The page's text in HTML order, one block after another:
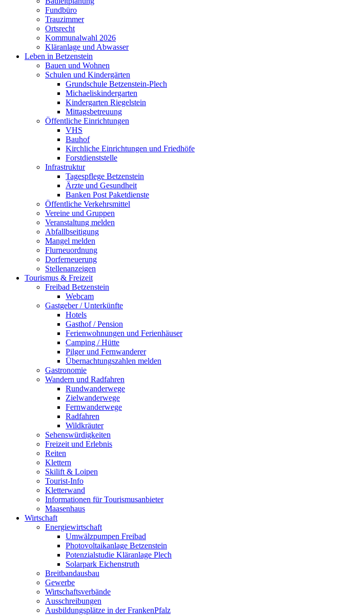
Fundbüro
Trauzimmer
Ortsrecht
Kommunalwahl 2026
Kläranlage und Abwasser
Leben in Betzenstein
Bauen und Wohnen
Schulen und Kindergärten
Grundschule Betzenstein-Plech
Michaeliskindergarten
Kindergarten Riegelstein
Mittagsbetreuung
Öffentliche Einrichtungen
VHS
Bauhof
Kirchliche Einrichtungen und Friedhöfe
Forstdienststelle
Infrastruktur
Tagespflege Betzenstein
Ärzte und Gesundheit
Banken Post Paketdienste
Öffentliche Verkehrsmittel
Vereine und Gruppen
Veranstaltung melden
Abfallbseitigung
Mangel melden
Flurneuordnung
Dorferneuerung
Stellenanzeigen
Tourismus & Freizeit
Freibad Betzenstein
Webcam
Gastgeber / Unterkünfte
Hotels
Gasthof / Pension
Ferienwohnungen und Ferienhäuser
Camping / Hütte
Pilger und Fernwanderer
Übernachtungszahlen melden
Gastronomie
Wandern und Radfahren
Rundwanderwege
Zielwanderwege
Fernwanderwege
Radfahren
Wildkräuter
Sehenswürdigkeiten
Freizeit und Erlebnis
Reiten
Klettern
Skilift & Loipen
Tourist-Info
Kletterwand
Informationen für Tourismusanbieter
Maasenhaus
Wirtschaft
Energiewirtschaft
Umwälzpumpen Freibad
Photovoltaikanlage Betzenstein
Potenzialstudie Kläranlage Plech
Solarpark Eichenstruth
Breitbandausbau
Gewerbe
Wirtschaftsverbände
Ausschreibungen
Ausbildungsplätze in der FrankenPfalz